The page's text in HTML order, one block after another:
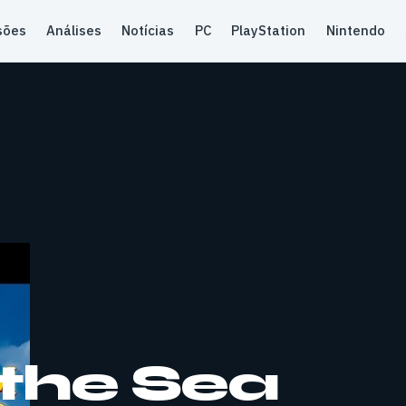
Análises Notícias PC PlayStation Nintendo
Sea